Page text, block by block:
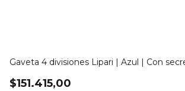
Gaveta 4 divisiones Lipari | Azul | Con
$151.415,00